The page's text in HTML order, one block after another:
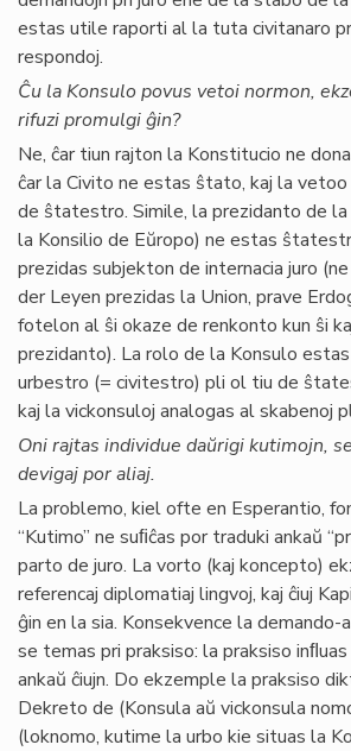
estas utile raporti al la tuta civitanaro
respondoj.
Ĉu la Konsulo povus vetoi normon,
rifuzi promulgi ĝin?
Ne, ĉar tiun rajton la Konstitucio ne
ĉar la Civito ne estas ŝtato, kaj la
de ŝtatestro. Simile, la prezidanto de la
la Konsilio de Eŭropo) ne estas
prezidas subjekton de internacia juro
der Leyen prezidas la Union, prave
fotelon al ŝi okaze de renkonto kun ŝi
prezidanto). La rolo de la Konsulo
urbestro (= civitestro) pli ol tiu de
kaj la vickonsuloj analogas al skabenoj
Oni rajtas individue daŭrigi kutimojn,
devigaj por aliaj.
La problemo, kiel ofte en Esperantio,
“Kutimo” ne suﬁĉas por traduki ankaŭ
parto de juro. La vorto (kaj koncepto)
referencaj diplomatiaj lingvoj, kaj ĉiuj
ĝin en la sia. Konsekvence la
se temas pri praksiso: la praksiso inﬂuas
ankaŭ ĉiujn. Do ekzemple la praksiso
Dekreto de (Konsula aŭ vickonsula
(loknomo, kutime la urbo kie situas la